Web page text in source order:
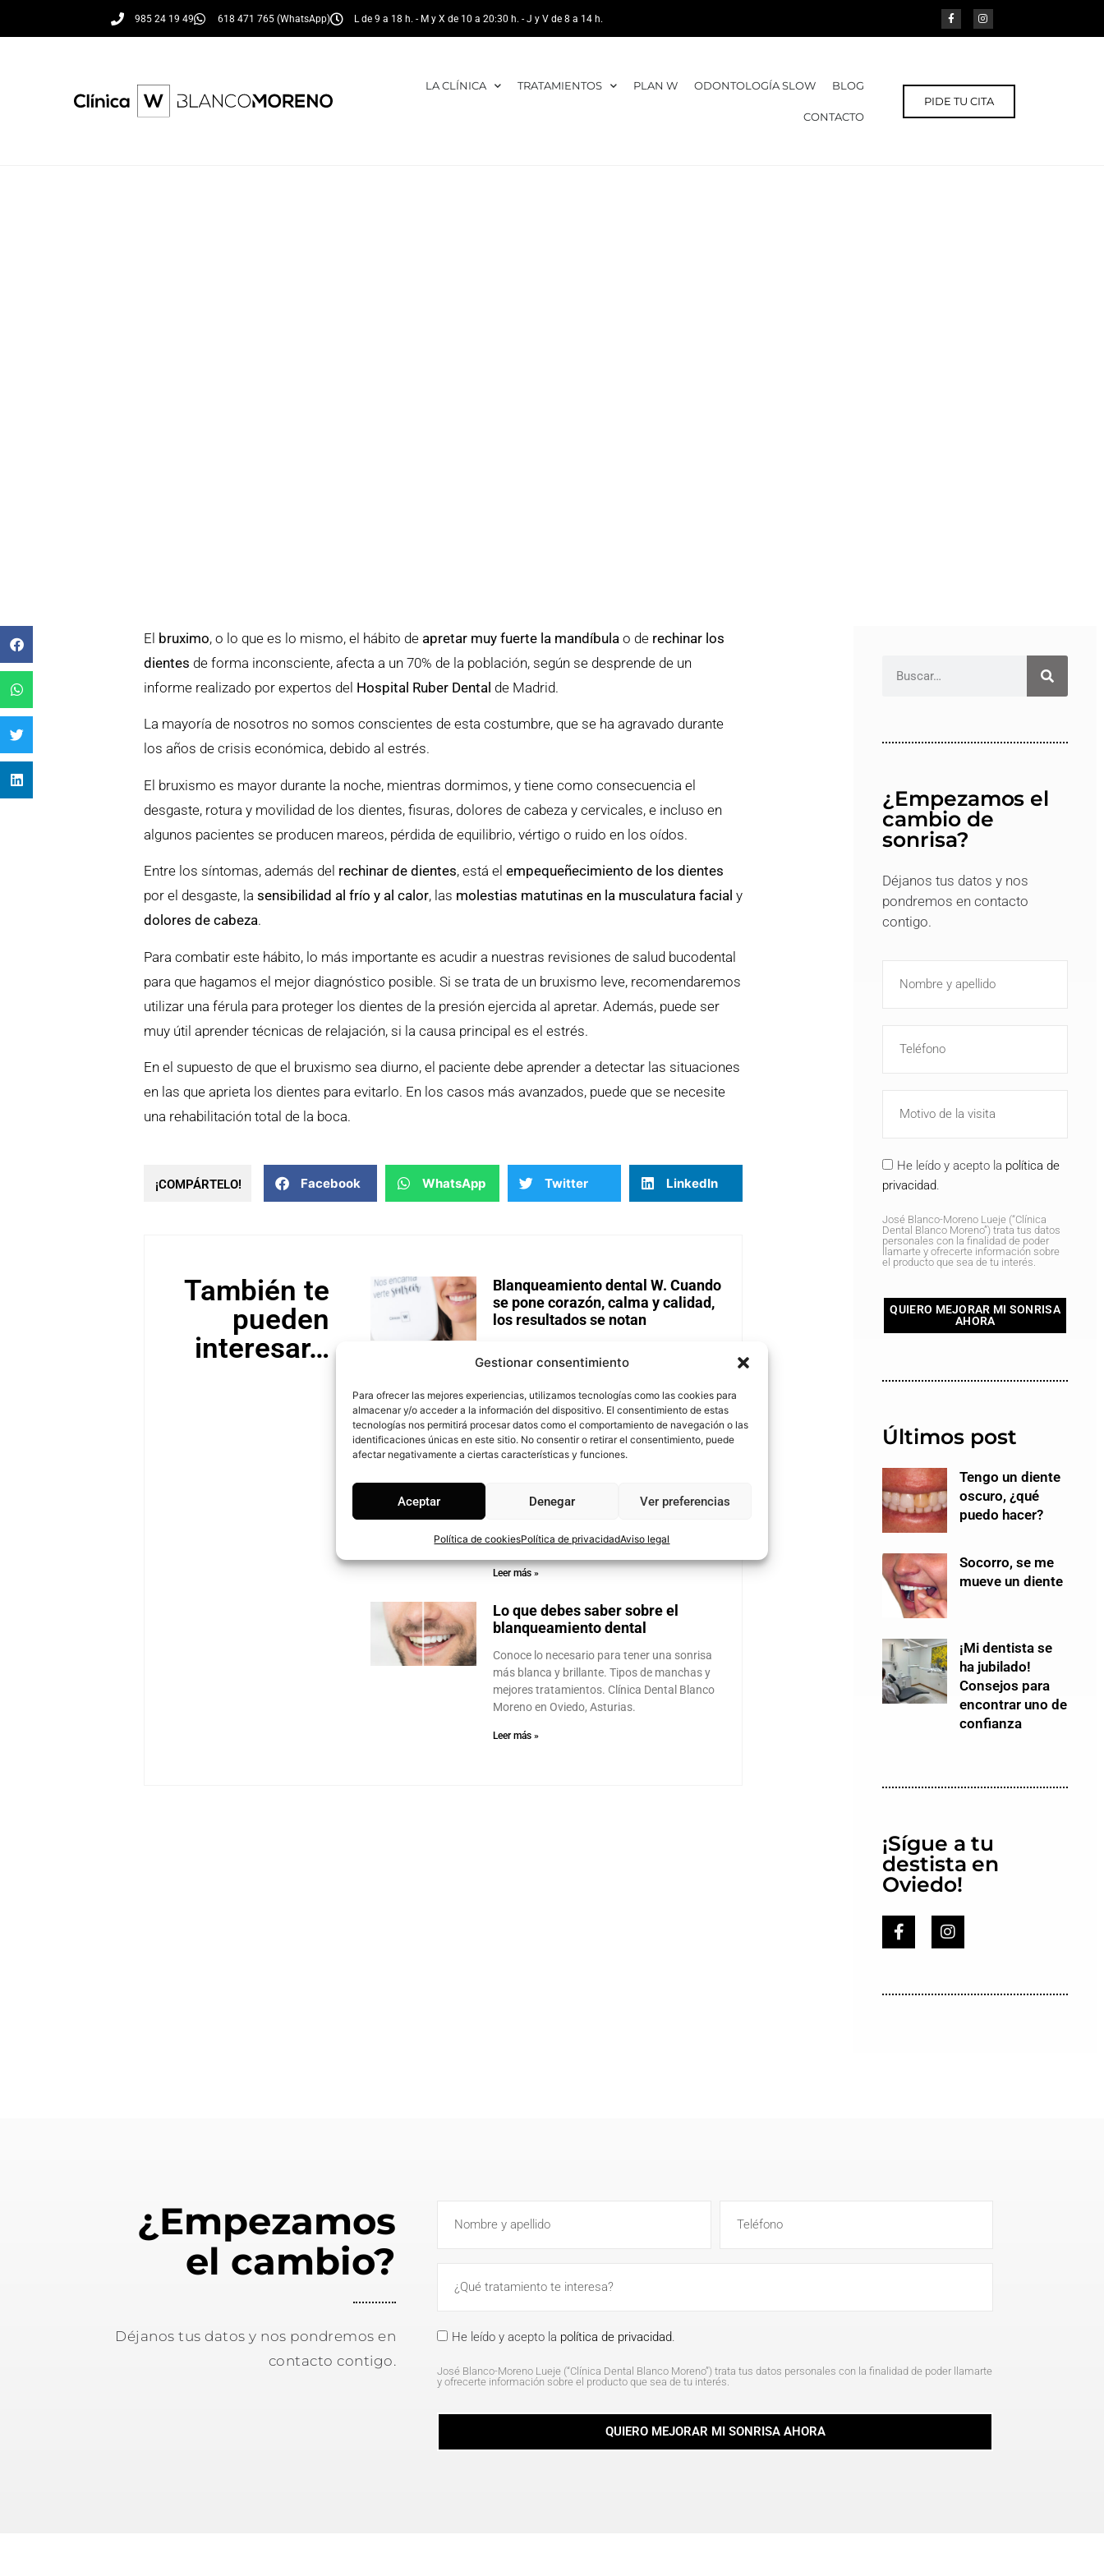
Gestionar consentimiento
Para ofrecer las mejores experiencias, utilizamos tecnologías como las cookies para
almacenar y/o acceder a la información del dispositivo. El consentimiento de estas
tecnologías nos permitirá procesar datos como el comportamiento de navegación o las
identificaciones únicas en este sitio. No consentir o retirar el consentimiento, puede
afectar negativamente a ciertas características y funciones.
Aceptar Denegar Ver preferencias
Política de cookiesPolítica de privacidadAviso legal
985 24 19 49 618 471 765 (WhatsApp) L de 9 a 18 h. - M y X de 10 a 20:30 h. - J y V de 8 a 14 h.
LA CLÍNICA TRATAMIENTOS PLAN W ODONTOLOGÍA SLOW BLOG
CONTACTO
PIDE TU CITA
El bruximo, o lo que es lo mismo, el hábito de apretar muy fuerte la mandíbula o de rechinar los
dientes de forma inconsciente, afecta a un 70% de la población, según se desprende de un
informe realizado por expertos del Hospital Ruber Dental de Madrid.
La mayoría de nosotros no somos conscientes de esta costumbre, que se ha agravado durante
los años de crisis económica, debido al estrés.
El bruxismo es mayor durante la noche, mientras dormimos, y tiene como consecuencia el
desgaste, rotura y movilidad de los dientes, fisuras, dolores de cabeza y cervicales, e incluso en
algunos pacientes se producen mareos, pérdida de equilibrio, vértigo o ruido en los oídos.
Entre los síntomas, además del rechinar de dientes, está elempequeñecimiento de los dientes
por el desgaste, lasensibilidad al frío y al calor, las molestias matutinas en la musculatura facial y
dolores de cabeza.
Para combatir este hábito, lo más importante es acudir a nuestras revisiones de salud bucodental
para que hagamos el mejor diagnóstico posible. Si se trata de un bruxismo leve, recomendaremos
utilizar una férula para proteger los dientes de la presión ejercida al apretar. Además, puede ser
muy útil aprender técnicas de relajación, si la causa principal es el estrés.
En el supuesto de que el bruxismo sea diurno, el paciente debe aprender a detectar las situaciones
en las que aprieta los dientes para evitarlo. En los casos más avanzados, puede que se necesite
una rehabilitación total de la boca.
¡COMPÁRTELO! Facebook WhatsApp Twitter LinkedIn
También te
pueden
interesar…
Blanqueamiento dental W. Cuando
se pone corazón, calma y calidad,
los resultados se notan
funcione de verdad? También. ¿Y además que
cita ya. Existen
Leer más »
Implante dental y diente
En Clínica Dental Blanco Moreno trabajamos
que permitan a nuestros pacientes sonreír y
Leer más »
Lo que debes saber sobre el
blanqueamiento dental
Conoce lo necesario para tener una sonrisa
más blanca y brillante. Tipos de manchas y
mejores tratamientos. Clínica Dental Blanco
Moreno en Oviedo, Asturias.
Leer más »
¿Empezamos el
cambio de
sonrisa?
Déjanos tus datos y nos
pondremos en contacto
contigo.
He leído y acepto la política de
privacidad.
José Blanco-Moreno Lueje (“Clínica
Dental Blanco Moreno”) trata tus datos
personales con la finalidad de poder
llamarte y ofrecerte información sobre
el producto que sea de tu interés.
QUIERO MEJORAR MI SONRISA
AHORA
Últimos post
Tengo un diente
oscuro, ¿qué
puedo hacer?
Socorro, se me
mueve un diente
¡Mi dentista se
ha jubilado!
Consejos para
encontrar uno de
confianza
¡Sígue a tu
destista en
Oviedo!
¿Empezamos
el cambio?
Déjanos tus datos y nos pondremos en
contacto contigo.
He leído y acepto la política de privacidad.
José Blanco-Moreno Lueje (“Clínica Dental Blanco Moreno”) trata tus datos personales con la finalidad de poder llamarte
y ofrecerte información sobre el producto que sea de tu interés.
QUIERO MEJORAR MI SONRISA AHORA